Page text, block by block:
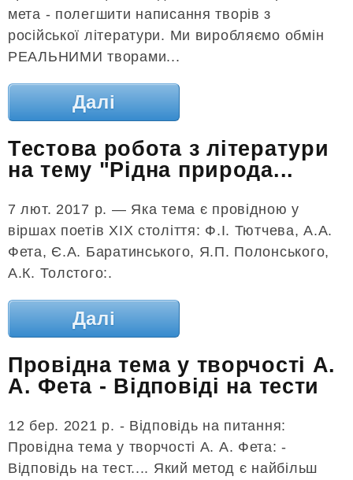
мета - полегшити написання творів з
російської літератури. Ми виробляємо обмін
РЕАЛЬНИМИ творами...
Далі
Тестова робота з літератури
на тему "Рідна природа...
7 лют. 2017 р. — Яка тема є провідною у
віршах поетів ХІХ століття: Ф.І. Тютчева, А.А.
Фета, Є.А. Баратинського, Я.П. Полонського,
А.К. Толстого:.
Далі
Провідна тема у творчості А.
А. Фета - Відповіді на тести
12 бер. 2021 р. - Відповідь на питання:
Провідна тема у творчості А. А. Фета: -
Відповідь на тест.... Який метод є найбільш